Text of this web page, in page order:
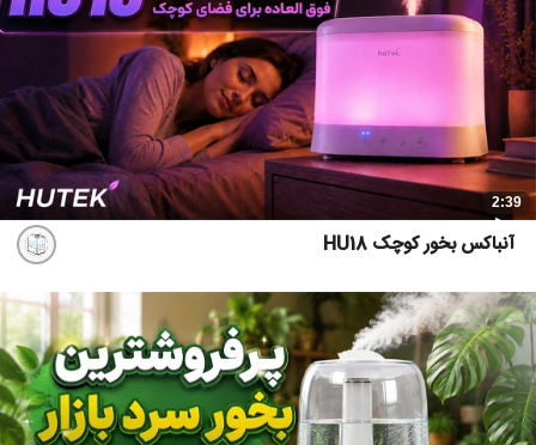
2:39
آنباکس بخور کوچک HU18